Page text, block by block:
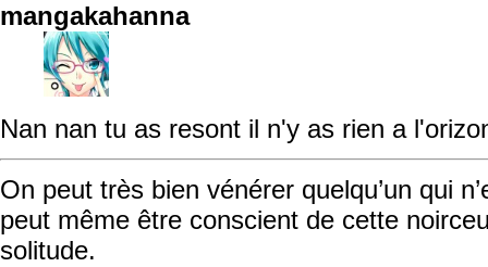
mangakahanna
Nan nan tu as resont il n'y as rien a
On peut très bien vénérer quelqu’un qui
peut même être conscient de cette
solitude.